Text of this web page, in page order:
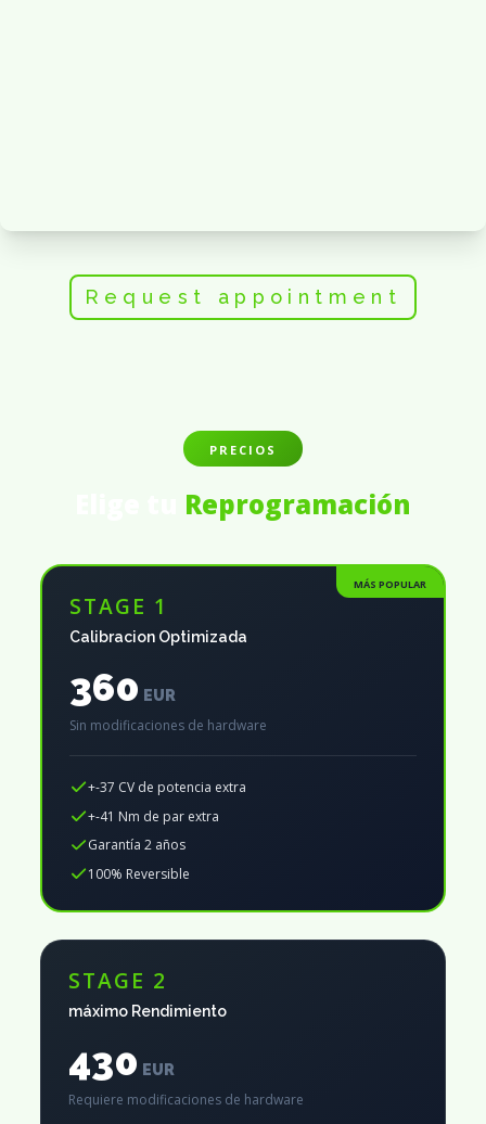
Request appointment
PRECIOS
Reprogramación
MÁS POPULAR
STAGE 1
Calibracion Optimizada
360 EUR
Sin modificaciones de hardware
+-37 CV de potencia extra
+-41 Nm de par extra
Garantía 2 años
100% Reversible
STAGE 2
máximo Rendimiento
430 EUR
Requiere modificaciones de hardware